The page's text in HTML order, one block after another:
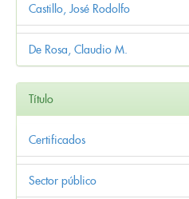
Castillo, José Rodolfo
De Rosa, Claudio M.
Título
Certificados
Sector público